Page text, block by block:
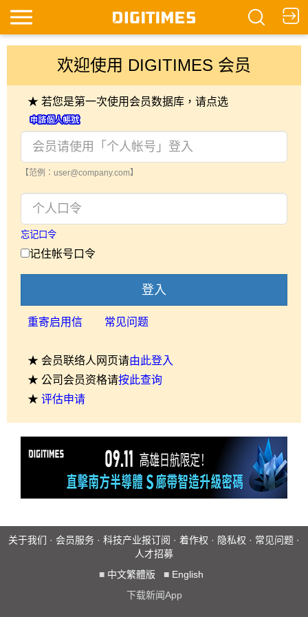
欢迎使用 DIGITIMES 会员
★ 若您是第一次使用会员数据库，请点选
【范例：user@company.com】
忘记口令
记住帐号口令
登入
重寄启用信 常见问题
★ 会员联络人网页请由此登入
★ 公司会员资格请按此查询
★ 评估申请
关于我们 · 会员服务 · 科技产业报订阅 · 着作权 · 隐私权 · 常见问题 ·
人才招募
■ 中文繁體版 ■ English
下载新闻App